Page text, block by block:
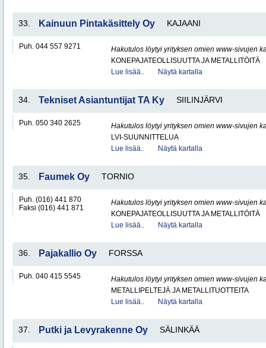
33. Kainuun Pintakäsittely Oy KAJAANI
Puh. 044 557 9271
Hakutulos löytyi yrityksen omien www-sivujen
KONEPAJATEOLLISUUTTA JA METALLITÖITÄ
Lue lisää..
Näytä kartalla
34. Tekniset Asiantuntijat TA Ky SIILINJÄRVI
Puh. 050 340 2625
Hakutulos löytyi yrityksen omien www-sivujen
LVI-SUUNNITTELUA
Lue lisää..
Näytä kartalla
35. Faumek Oy TORNIO
Puh. (016) 441 870
Faksi (016) 441 871
Hakutulos löytyi yrityksen omien www-sivujen
KONEPAJATEOLLISUUTTA JA METALLITÖITÄ
Lue lisää..
Näytä kartalla
36. Pajakallio Oy FORSSA
Puh. 040 415 5545
Hakutulos löytyi yrityksen omien www-sivujen
METALLIPELTEJÄ JA METALLITUOTTEITA
Lue lisää..
Näytä kartalla
37. Putki ja Levyrakenne Oy SÄLINKÄÄ